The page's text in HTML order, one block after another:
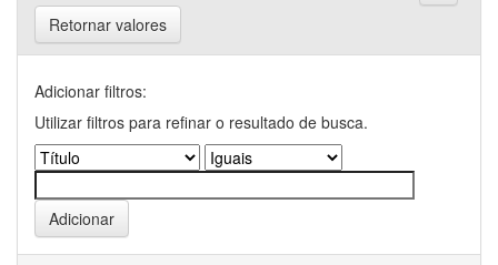
Retornar valores
Adicionar filtros:
Utilizar filtros para refinar o resultado de busca.